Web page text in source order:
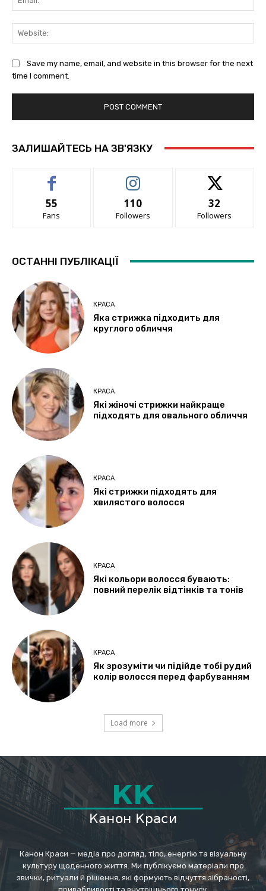
Save my name, email, and website in this browser for the next
time I comment.
ЗАЛИШАЙТЕСЬ НА ЗВ'ЯЗКУ
55
Fans
110
Followers
32
Followers
ОСТАННІ ПУБЛІКАЦІЇ
КРАСА
Яка стрижка підходить для
круглого обличчя
КРАСА
Які жіночі стрижки найкраще
підходять для овального обличчя
КРАСА
Які стрижки підходять для
хвилястого волосся
КРАСА
Які кольори волосся бувають:
повний перелік відтінків та тонів
КРАСА
Як зрозуміти чи підійде тобі рудий
колір волосся перед фарбуванням
Load more
Канон Краси — медіа про догляд, тіло, енергію та візуальну
культуру щоденного життя. Ми публікуємо матеріали про
звички, ритуали й рішення, які формують відчуття зібраності,